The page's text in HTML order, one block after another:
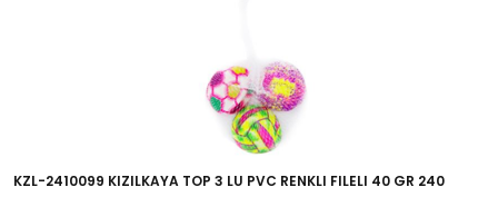
KZL-2410099 KIZILKAYA TOP 3 LU PVC RENKLI FILELI 40 GR 240